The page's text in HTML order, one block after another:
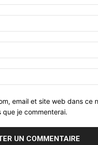
email et site web dans ce
je commenterai.